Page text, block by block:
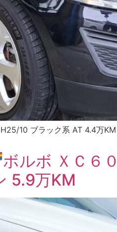
10 ブラック系 AT 4.4万
ボルボ ＸＣ６
5.9万KM